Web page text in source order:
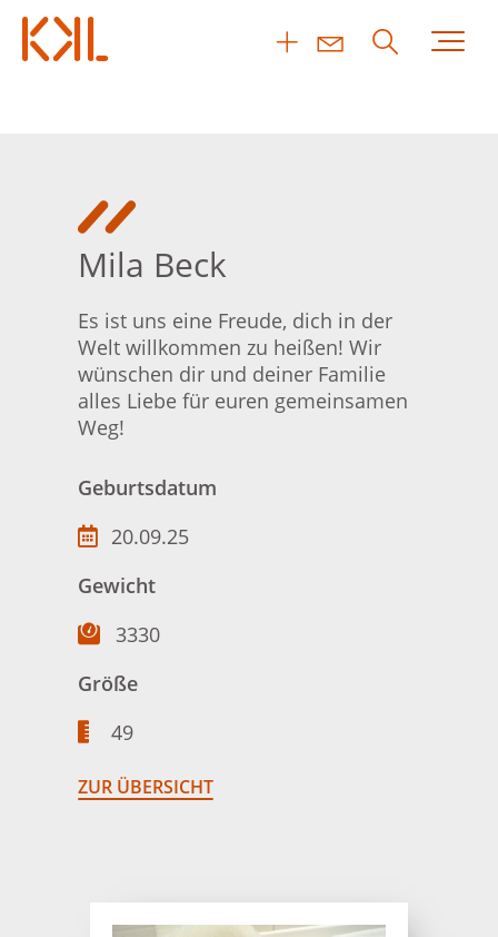
Mila Beck
Es ist uns eine Freude, dich in der
Welt willkommen zu heißen! Wir
wünschen dir und deiner Familie
alles Liebe für euren gemeinsamen
Weg!
Geburtsdatum
20.09.25
Gewicht
3330
Größe
49
ZUR ÜBERSICHT